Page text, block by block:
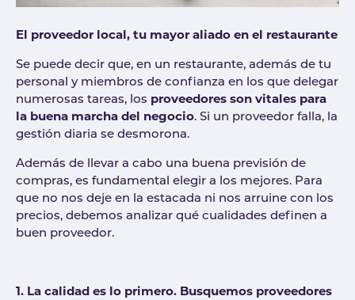
El proveedor local, tu mayor aliado en el restaurante
Se puede decir que, en un restaurante, además de tu
personal y miembros de confianza en los que delegar
numerosas tareas, los proveedores son vitales para
la buena marcha del negocio. Si un proveedor falla, la
gestión diaria se desmorona.
Además de llevar a cabo una buena previsión de
compras, es fundamental elegir a los mejores. Para
que no nos deje en la estacada ni nos arruine con los
precios, debemos analizar qué cualidades definen a
buen proveedor.
1. La calidad es lo primero. Busquemos proveedores